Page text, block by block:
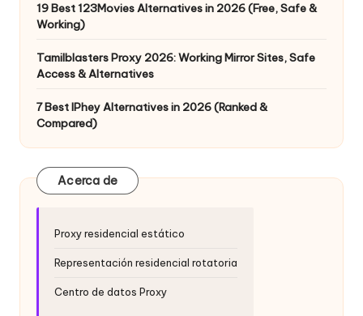
19 Best 123Movies Alternatives in 2026 (Free, Safe &
Working)
Tamilblasters Proxy 2026: Working Mirror Sites, Safe
Access & Alternatives
7 Best IPhey Alternatives in 2026 (Ranked &
Compared)
Acerca de
Proxy residencial estático
Representación residencial rotatoria
Centro de datos Proxy